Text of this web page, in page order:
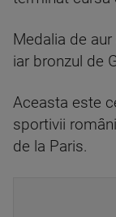
Medalia de
iar bronzul de
Aceasta este
sportivii
de la Paris.